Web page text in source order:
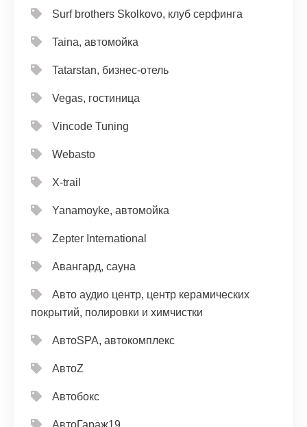
Surf brothers Skolkovo, клуб серфинга
Taina, автомойка
Tatarstan, бизнес-отель
Vegas, гостиница
Vincode Tuning
Webasto
X-trail
Yanamoyke, автомойка
Zepter International
Авангард, сауна
Авто аудио центр, центр керамических
покрытий, полировки и химчистки
АвтоSPA, автокомплекс
АвтоZ
Автобокс
АвтоГараж19